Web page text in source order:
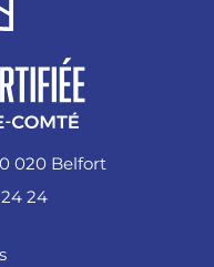
020 Belfort
24